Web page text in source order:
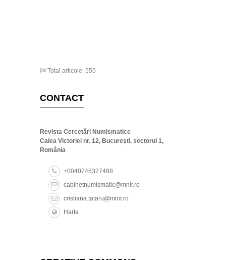
Total articole: 555
CONTACT
Revista Cercetări Numismatice
Calea Victoriei nr. 12, București, sectorul 1,
România
+0040745327488
cabinetnumismatic@mnir.ro
cristiana.tataru@mnir.ro
Harta